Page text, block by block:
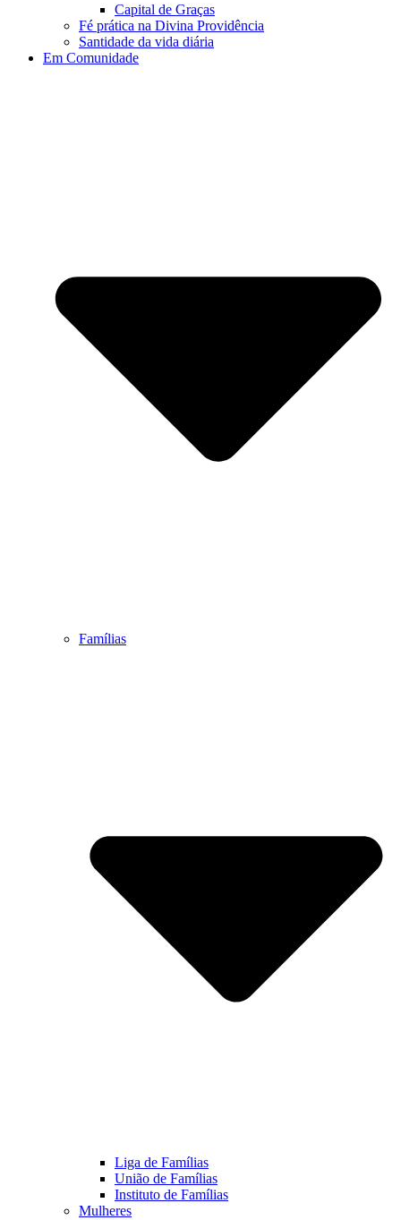
Capital de Graças
Fé prática na Divina Providência
Santidade da vida diária
Em Comunidade
Famílias
Liga de Famílias
União de Famílias
Instituto de Famílias
Mulheres